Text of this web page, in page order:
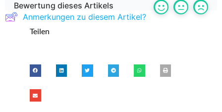
Bewertung dieses Artikels
Anmerkungen zu diesem Artikel?
Teilen